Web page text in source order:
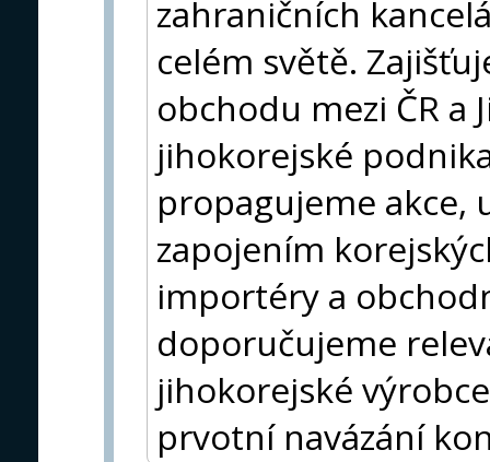
zahraničních
celém světě.
obchodu mezi ČR a
jihokorejské
propagujeme akce,
zapojením
importéry a
doporučujeme
jihokorejské
prvotní navázání